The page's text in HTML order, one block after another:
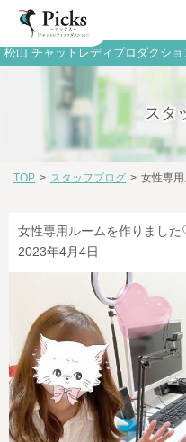
松山 チャットレディプロダクシ
スタ
TOP > スタッフブログ > 女性専
女性専用ルームを作りまし
2023年4月4日